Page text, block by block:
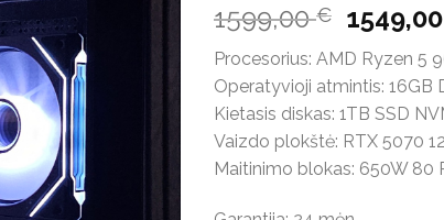
1599,00€
Original
price
was:
Procesorius: AMD Ryzen 5
Operatyvioji atmintis: 16GB
Kietasis diskas: 1TB SSD
Vaizdo plokštė: RTX 5070
Maitinimo blokas: 650W 80